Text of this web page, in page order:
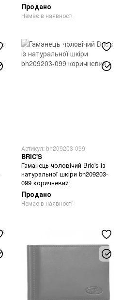
Продано
Немає в наявності
Артикул: bh209203-099
BRIC'S
Гаманець чоловічий Bric's із
натуральної шкіри bh209203-
099 коричневий
Продано
Немає в наявності